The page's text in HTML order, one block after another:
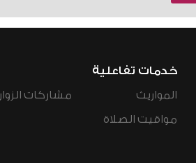
خدمات تفاعلية
المواريث
مواقيت الصلاة
مشاركات الزوار